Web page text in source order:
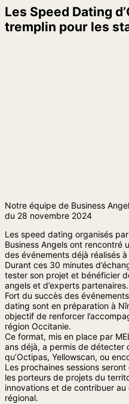
Les Speed Dating
tremplin pour les
Notre équipe de Business
du 28 novembre 2024
Les speed dating organisés
Business Angels ont rencontré
des événements déjà réalisés
Durant ces 30 minutes
tester son projet et bénéficier
angels et d’experts partenaires.
Fort du succès des
dating sont en préparation à
objectif de renforcer
région Occitanie.
Ce format, mis en place par
ans déjà, a permis de
qu’Octipas, Yellowscan, ou
Les prochaines sessions
les porteurs de projets du
innovations et de contribuer
régional.